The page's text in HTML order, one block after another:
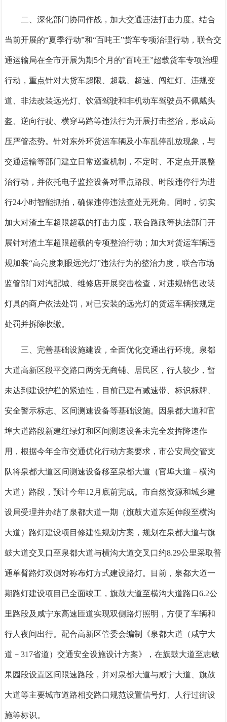
二、深化部门协同作战，加大交通违法打击力度。结合
当前开展的“夏季行动”和“百吨王”货车专项治理行动，联合交
通运输局在全市开展为期5个月的“百吨王”超载货车专项治理
行动，重点针对大货车超限、超载、超速、闯红灯、违规变
道、非法改装远光灯、饮酒驾驶和非机动车驾驶员不佩戴头
盔、逆向行驶、横穿马路等违法行为开展打击整治，形成高
压严管态势。针对东外环货运车辆及小车乱停乱放现象，与
交通运输等部门建立日常巡查机制，不定时、不定点开展整
治行动，并依托电子监控设备对重点路段、时段违停行为进
行24小时智能抓拍，确保违停违法查处无死角。同时，切实
加大对渣土车超限超载的打击力度，联合路政等执法部门开
展针对渣土车超限超载的专项整治行动；加大对货运车辆违
规加装“高亮度刺眼远光灯”违法行为的整治力度，联合市场
监管部门对汽配城、维修店开展突击检查，对违规销售改装
灯具的商户依法处罚，对已安装的远光灯的货运车辆按规定
处罚并拆除收缴。
三、完善基础设施建设，全面优化交通出行环境。 泉都
大道高新区段平交路口两旁无商铺、居民区，行人较少，暂
未达到建设护栏的紧迫性，目前已建有减速带、标识标牌、
安全警示标志、区间测速设备等基础设施。因泉都大道和官
埠大道路段新建红绿灯和区间测速设备未完全发挥降速作
用，根据今年全市交通优化行动方案要求，市公安局交管支
队将泉都大道区间测速设备移至泉都大道（官埠大道 －横沟
大道）路段，预计今年12月底前完成。市自然资源和城乡建
设局受理并办结了泉都大道一期（旗鼓大道东延伸段至横沟
大道）路灯建设项目修建性规划方案，规划在泉都大道与旗
鼓大道交叉口至泉都大道与横沟大道交叉口约8.29公里采取普
通单臂路灯双侧对称布灯方式建设路灯。目前，泉都大道一
期路灯建设项目已全面竣工，旗鼓大道至横沟大道路口6.2公
里路段及咸宁东高速匝道实现双侧路灯照明，方便了车辆和
行人夜间出行。配合高新区管委会编制《泉都大道（咸宁大
道－317省道）交通安全设施设计方案》，在旗鼓大道至志敏
果园段设置区间限速路段，并对泉都大道与咸宁大道、旗鼓
大道等主要城市道路相交路口规范设置信号灯、人行过街设
施等标识。